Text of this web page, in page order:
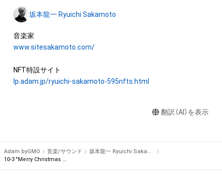
One of Ryuichi Sakamoto’s signature pieces, “Merry
Christmas Mr. Lawrence - 2021”, was recorded at Bunkamura
Studio in Tokyo on July 30th, 2021, while fighting against
illness, his only recording of this work in 2021. The 595 music
one by one and converted into a unique NFT.
note is numbered for each bar, composing a total of 595
There is only one item for each note in the world, being the
first NFT by Ryuichi Sakamoto.
したがって、本ＮＦＴ等の保有者であっても、本コンテンツの権
利者である坂本龍一及び株式会社幻冬舎（またはこれらの者の
承継人若しくは管理委託先）から別途の承諾を得ずに、個人によ
る閲覧の範囲を超えた利用、商用利用その他の法律上権利者の
ースエンジニアリングを含みますが、これらに限りません。)を
行うことはできません。
瑕疵（安全性、信頼性、正確性、完全性、有効性、特定の目的への
ることを保証するものでなく、当該瑕疵又は購入者等が使用す
るコンピューター、回線、ソフトウェア若しくはプラットフォー
坂本龍一 Ryuichi Sakamoto
www.sitesakamoto.com/
lp.adam.jp/ryuichi-sakamoto-595nfts.html
翻訳（AI）を表示
Adam byGMO 音楽/サウンド
坂本龍一 Ryuichi Sakamoto
10-3 "Merry Christmas Mr. Lawrence" Ryuichi Sakamoto 坂本 龍一